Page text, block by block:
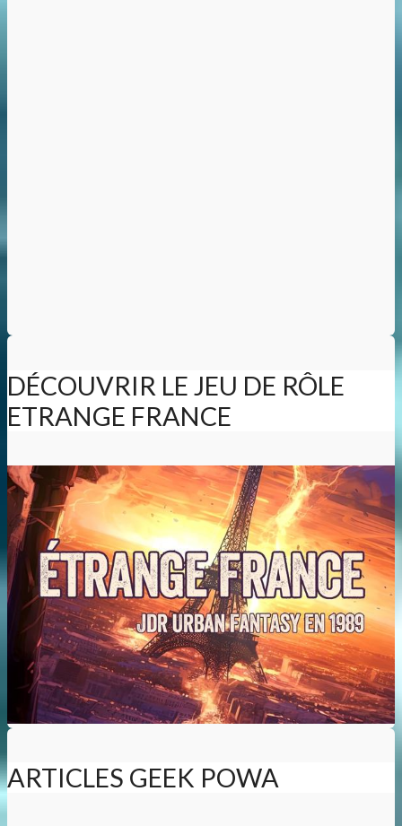
DÉCOUVRIR LE JEU DE RÔLE
ETRANGE FRANCE
ARTICLES GEEK POWA